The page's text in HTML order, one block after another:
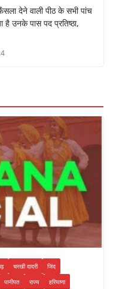
देने वाली पीठ के सभी पांच
है उनके पास पद प्रतिष्ठा,
चरखी दादरी
जिंद
पानीपत राज्य हरियाणा